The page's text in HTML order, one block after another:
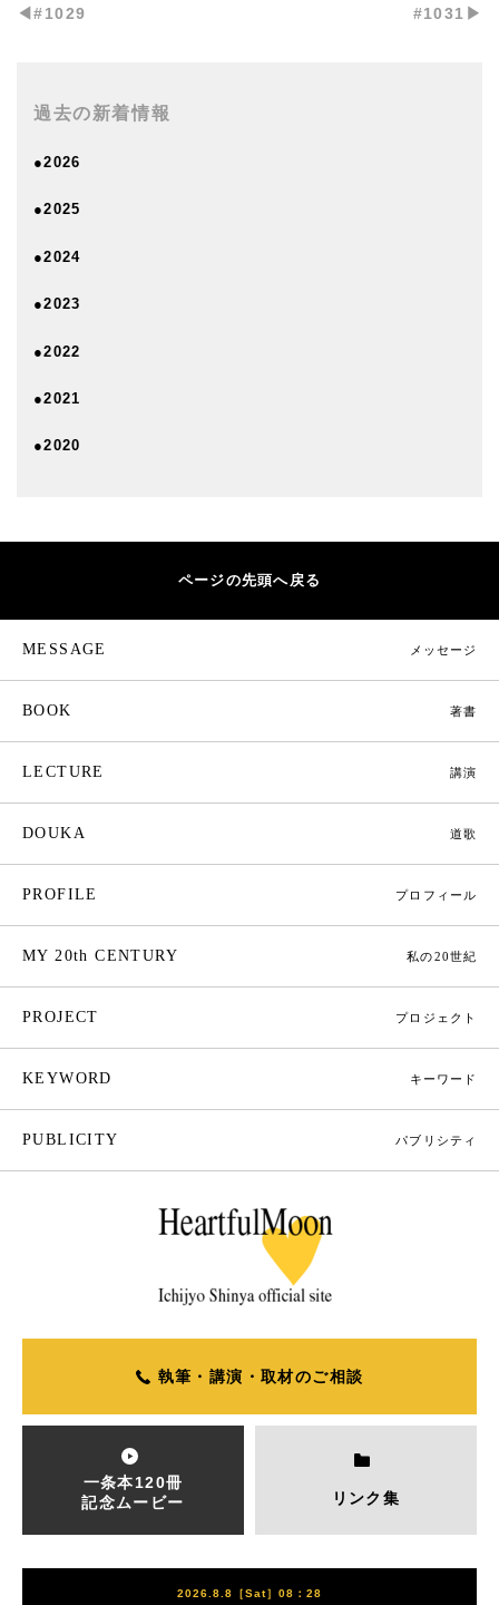
◀︎#1029 #1031▶︎
過去の新着情報
●2026
●2025
●2024
●2023
●2022
●2021
●2020
ページの先頭へ戻る
MESSAGE メッセージ
BOOK 著書
LECTURE 講演
DOUKA 道歌
PROFILE プロフィール
MY 20th CENTURY 私の20世紀
PROJECT プロジェクト
KEYWORD キーワード
PUBLICITY パブリシティ
執筆・講演・取材のご相談
一条本120冊
記念ムービー
リンク集
2026.8.8［Sat］08：28